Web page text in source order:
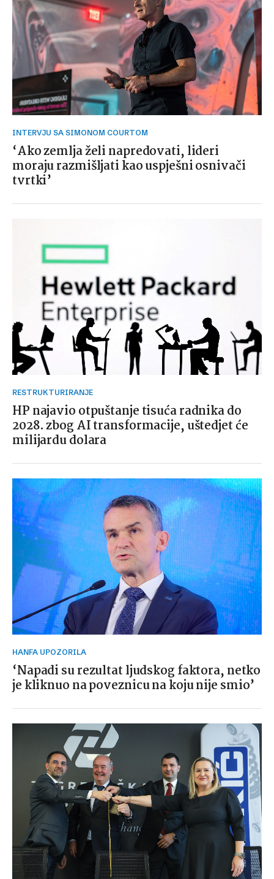
INTERVJU SA SIMONOM COURTOM
‘Ako zemlja želi napredovati, lideri
moraju razmišljati kao uspješni osnivači
tvrtki’
RESTRUKTURIRANJE
HP najavio otpuštanje tisuća radnika do
2028. zbog AI transformacije, uštedjet će
milijardu dolara
HANFA UPOZORILA
‘Napadi su rezultat ljudskog faktora, netko
je kliknuo na poveznicu na koju nije smio’